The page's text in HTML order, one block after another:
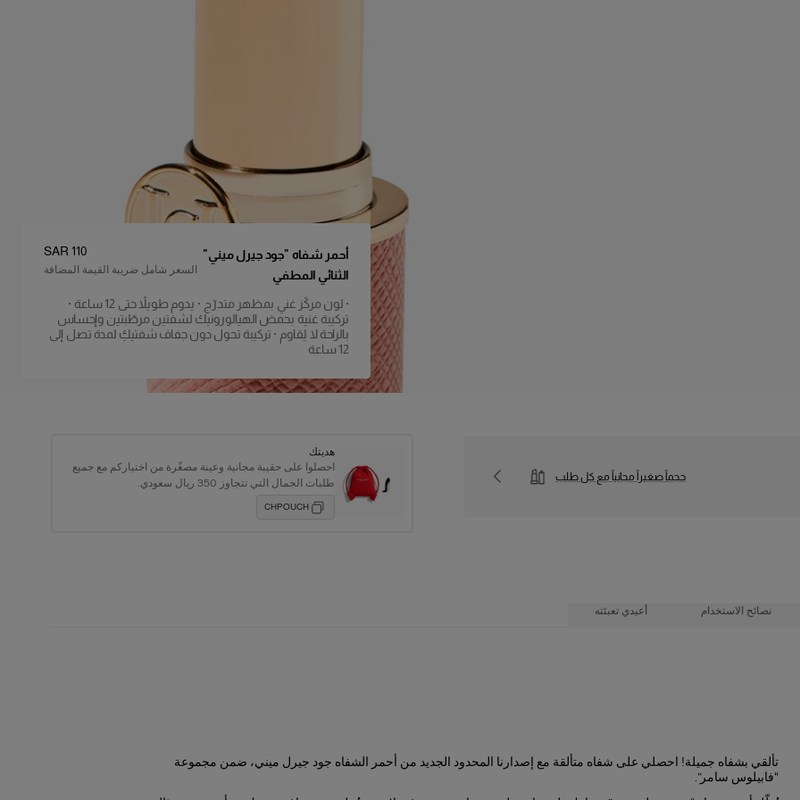
أحمر شفاه "جود جيرل ميني"
الثنائي المطفي
السعر:
SAR 110
السعر شامل ضريبة القيمة المضافة
تفاصيل المنتج
· لون مركّز غني بمظهر متدرّج · يدوم طويلاً حتى 12 ساعة ·
تركيبة غنية بحمض الهيالورونيك لشفتين مرطّبتين وإحساس
بالراحة لا يُقاوم · تركيبة تحول دون جفاف شفتيكِ لمدة تصل إلى
12 ساعة
حجماً صغيراً مجانياً مع كل طلب
هديتك
احصلوا على حقيبة مجانية وعينة مصغّرة من اختياركم مع جميع
طلبات الجمال التي تتجاوز 350 ريال سعودي.
CHPOUCH
نصائح الاستخدام أعيدي تعبئته
تألقي بشفاه جميلة! احصلي على شفاه متألقة مع إصدارنا المحدود الجديد من أحمر الشفاه جود جيرل ميني، ضمن مجموعة
“فابيلوس سامر”.
لإعادة التعبئة إلى ما لا نهاية